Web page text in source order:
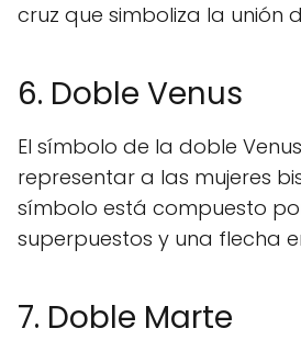
cruz que simboliza la unión
6. Doble Venus
El símbolo de la doble
representar a las mujeres
símbolo está compuesto
superpuestos y una flecha
7. Doble Marte